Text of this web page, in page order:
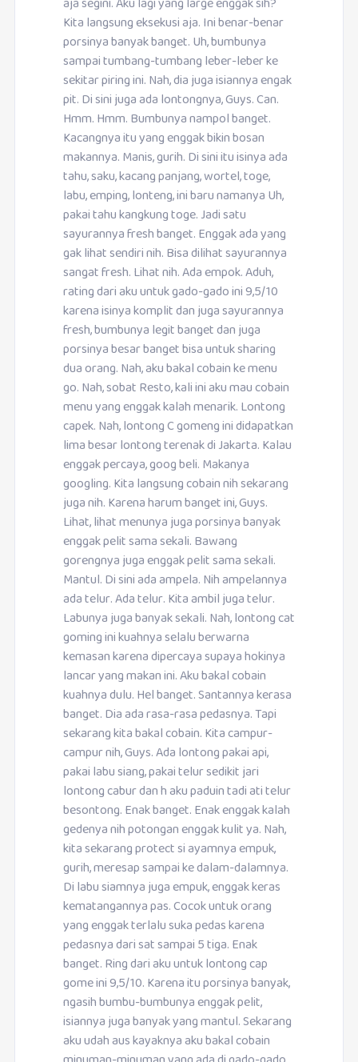
Kita langsung eksekusi aja. Ini benar-benar
porsinya banyak banget. Uh, bumbunya
sampai tumbang-tumbang leber-leber ke
sekitar piring ini. Nah, dia juga isiannya engak
pit. Di sini juga ada lontongnya, Guys. Can.
Hmm. Hmm. Bumbunya nampol banget.
Kacangnya itu yang enggak bikin bosan
makannya. Manis, gurih. Di sini itu isinya ada
tahu, saku, kacang panjang, wortel, toge,
labu, emping, lonteng, ini baru namanya Uh,
pakai tahu kangkung toge. Jadi satu
sayurannya fresh banget. Enggak ada yang
gak lihat sendiri nih. Bisa dilihat sayurannya
sangat fresh. Lihat nih. Ada empok. Aduh,
rating dari aku untuk gado-gado ini 9,5/10
karena isinya komplit dan juga sayurannya
fresh, bumbunya legit banget dan juga
porsinya besar banget bisa untuk sharing
dua orang. Nah, aku bakal cobain ke menu
go. Nah, sobat Resto, kali ini aku mau cobain
menu yang enggak kalah menarik. Lontong
capek. Nah, lontong C gomeng ini didapatkan
lima besar lontong terenak di Jakarta. Kalau
enggak percaya, goog beli. Makanya
googling. Kita langsung cobain nih sekarang
juga nih. Karena harum banget ini, Guys.
Lihat, lihat menunya juga porsinya banyak
enggak pelit sama sekali. Bawang
gorengnya juga enggak pelit sama sekali.
Mantul. Di sini ada ampela. Nih ampelannya
ada telur. Ada telur. Kita ambil juga telur.
Labunya juga banyak sekali. Nah, lontong cat
goming ini kuahnya selalu berwarna
kemasan karena dipercaya supaya hokinya
lancar yang makan ini. Aku bakal cobain
kuahnya dulu. Hel banget. Santannya kerasa
banget. Dia ada rasa-rasa pedasnya. Tapi
sekarang kita bakal cobain. Kita campur-
campur nih, Guys. Ada lontong pakai api,
pakai labu siang, pakai telur sedikit jari
lontong cabur dan h aku paduin tadi ati telur
besontong. Enak banget. Enak enggak kalah
gedenya nih potongan enggak kulit ya. Nah,
kita sekarang protect si ayamnya empuk,
gurih, meresap sampai ke dalam-dalamnya.
Di labu siamnya juga empuk, enggak keras
kematangannya pas. Cocok untuk orang
yang enggak terlalu suka pedas karena
pedasnya dari sat sampai 5 tiga. Enak
banget. Ring dari aku untuk lontong cap
gome ini 9,5/10. Karena itu porsinya banyak,
ngasih bumbu-bumbunya enggak pelit,
isiannya juga banyak yang mantul. Sekarang
aku udah aus kayaknya aku bakal cobain